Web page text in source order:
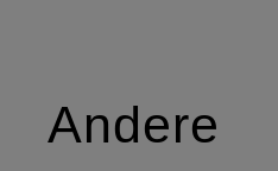
Andere